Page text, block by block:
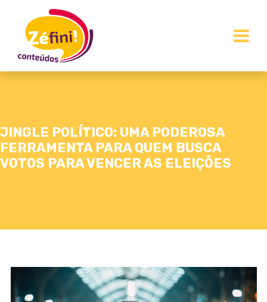
JINGLE POLÍTICO: UMA PODEROSA
FERRAMENTA PARA QUEM BUSCA
VOTOS PARA VENCER AS ELEIÇÕES